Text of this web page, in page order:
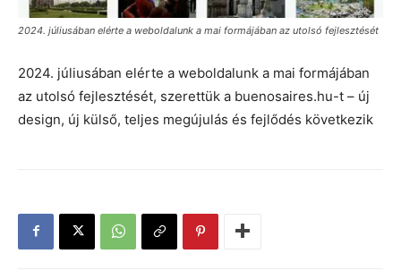
2024. júliusában elérte a weboldalunk a mai formájában az utolsó fejlesztését
2024. júliusában elérte a weboldalunk a mai formájában
az utolsó fejlesztését, szerettük a buenosaires.hu-t – új
design, új külső, teljes megújulás és fejlődés következik